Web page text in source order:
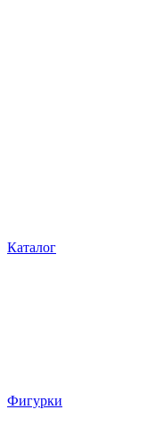
Каталог
Фигурки